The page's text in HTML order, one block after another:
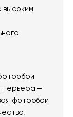
высоким
—
фотообои